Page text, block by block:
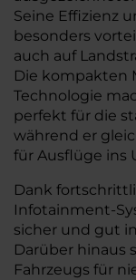
Seine Effizienz
besonders
auch auf
Die kompakten
Technologie
perfekt für die
während er
für Ausflüge ins
Dank
Infotainment-
sicher und gut
Darüber hinaus
Fahrzeugs für